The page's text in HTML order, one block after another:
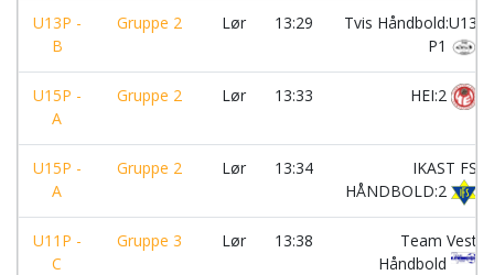
U13P -
B
Gruppe 2 Lør 13:29
Tvis Håndbold:U13
P1
U15P -
A
Gruppe 2 Lør 13:33 HEI:2
U15P -
A
Gruppe 2 Lør 13:34
IKAST FS
HÅNDBOLD:2
U11P -
C
Gruppe 3 Lør 13:38
Team Vest
Håndbold